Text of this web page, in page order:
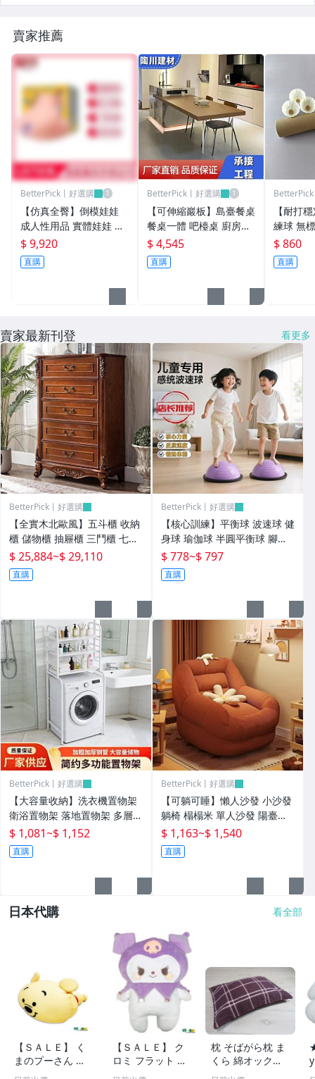
賣家推薦
BetterPick丨好選購
【仿真全臀】倒模娃娃
成人性用品 實體娃娃 仿
真人體 倒模設計 波多龍
澤 全臀造型 男用自慰器
真實觸感 私密禮物
$ 9,920
直購
BetterPick丨好選購
【可伸縮巖板】島臺餐桌
餐桌一體 吧檯桌 廚房中
島桌 小戶型餐桌 侘寂風
餐桌 奶油風餐桌 黑白啞
光 開放式廚房 多功能島
臺 伸縮設計 節省空間
$ 4,545
直購
【耐打
練球 無
球 耐打
銷 批發
用
$ 860
直購
賣家最新刊登 看更多
BetterPick丨好選購
【全實木北歐風】五斗櫃 收納
櫃 儲物櫃 抽屜櫃 三鬥櫃 七鬥
櫃 多功能收納 簡約設計 美式
鄉村風 臥室傢俱 臺灣現貨
$ 25,884~$ 29,110
直購
BetterPick丨好選購
【核心訓練】平衡球 波速球 健
身球 瑜伽球 半圓平衡球 腳踩
平衡球 核心訓練 兒童成人適用
防滑光面 居家健身 平衡感訓練
$ 778~$ 797
直購
BetterPick丨好選購
【大容量收納】洗衣機置物架
衛浴置物架 落地置物架 多層收
納架 浴室收納架 簡約家用 防
水防潮 免打孔安裝 側邊掛勾設
計 陽臺洗衣房適用
$ 1,081~$ 1,152
直購
BetterPick丨好選購
【可躺可睡】懶人沙發 小沙發
躺椅 榻榻米 單人沙發 陽臺臥
室客廳適用 法式復古設計 舒適
窩窩感 可拆洗布套 小戶型必備
$ 1,163~$ 1,540
直購
日本代購 看全部
【ＳＡＬＥ】 く
まのプーさん も
ちもち ビーズク
【ＳＡＬＥ】 ク
ロミ フラット 抱
き枕 ラッピング
枕 そばがら枕 ま
くら 綿オックス
素材 まくらカバ